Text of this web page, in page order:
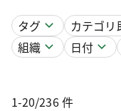
タグ カテゴリ
組織
日付
1-20/236 件